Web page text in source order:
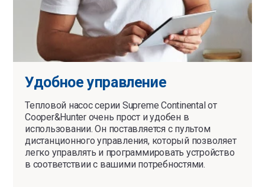
Удобное управление
Тепловой насос серии Supreme Continental от
Cooper&Hunter очень прост и удобен в
использовании. Он поставляется с пультом
дистанционного управления, который позволяет
легко управлять и программировать устройство
в соответствии с вашими потребностями.